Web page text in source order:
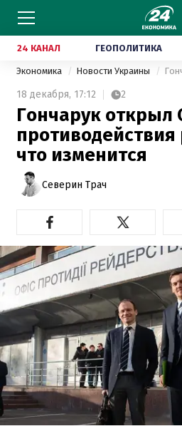
24 КАНАЛ ГЕОПОЛИТИКА
Экономика Новости Украины
18 декабря, 17:12 2
Гончарук открыл
противодействия
что изменится
Северин Трач